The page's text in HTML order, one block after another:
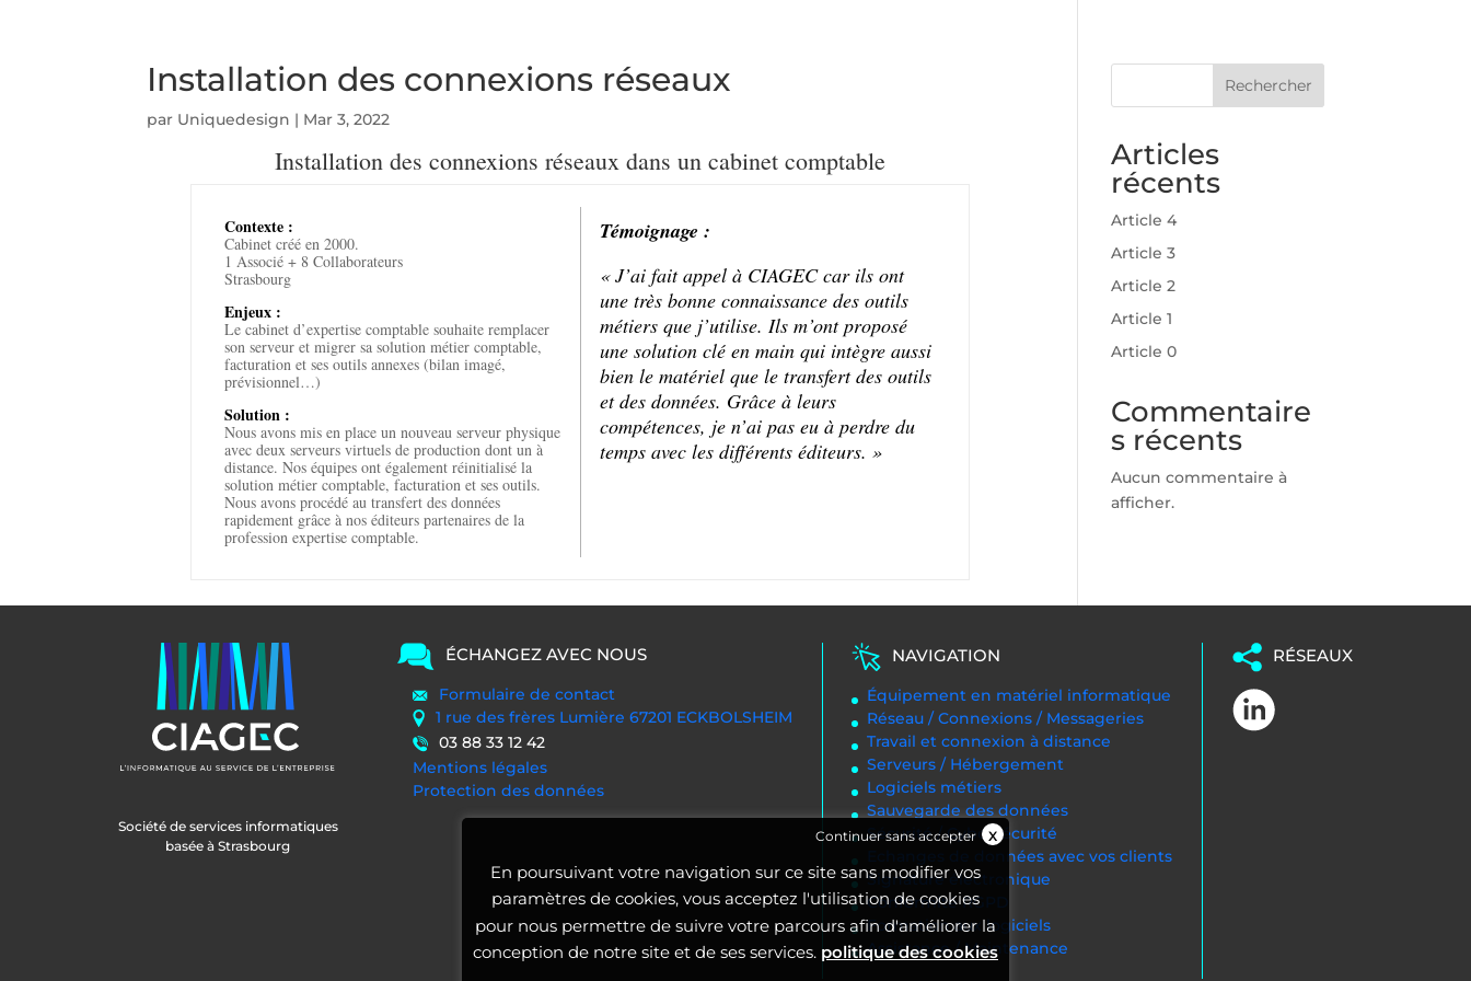
Installation des connexions réseaux
par Uniquedesign | Mar 3, 2022
Installation des connexions réseaux dans un cabinet comptable
Contexte :
Cabinet créé en 2000.
1 Associé + 8 Collaborateurs
Strasbourg
Enjeux :
Le cabinet d’expertise comptable souhaite remplacer
son serveur et migrer sa solution métier comptable,
facturation et ses outils annexes (bilan imagé,
prévisionnel…)
Solution :
Nous avons mis en place un nouveau serveur physique
avec deux serveurs virtuels de production dont un à
distance. Nos équipes ont également réinitialisé la
solution métier comptable, facturation et ses outils.
Nous avons procédé au transfert des données
rapidement grâce à nos éditeurs partenaires de la
profession expertise comptable.
Témoignage :
« J’ai fait appel à CIAGEC car ils ont
une très bonne connaissance des outils
métiers que j’utilise. Ils m’ont proposé
une solution clé en main qui intègre aussi
bien le matériel que le transfert des outils
et des données. Grâce à leurs
compétences, je n’ai pas eu à perdre du
temps avec les différents éditeurs. »
Rechercher
Articles
récents
Article 4
Article 3
Article 2
Article 1
Article 0
Commentaire
s récents
Aucun commentaire à
afficher.
Société de services informatiques
basée à Strasbourg
ÉCHANGEZ AVEC NOUS
Formulaire de contact
1 rue des frères Lumière 67201 ECKBOLSHEIM
03 88 33 12 42
Mentions légales
Protection des données
NAVIGATION
Équipement en matériel informatique
Réseau / Connexions / Messageries
Travail et connexion à distance
Serveurs / Hébergement
Logiciels métiers
Sauvegarde des données
Sécurité / Cybersécurité
Echanges de données avec vos clients
Signature électronique
Conformité RGPD
Formation aux logiciels
Assistance / Maintenance
RÉSEAUX
Continuer sans accepter
En poursuivant votre navigation sur ce site sans modifier vos
paramètres de cookies, vous acceptez l'utilisation de cookies
pour nous permettre de suivre votre parcours afin d'améliorer la
conception de notre site et de ses services. politique des cookies